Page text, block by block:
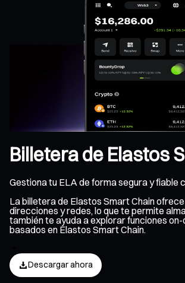
Billetera de Elastos
Gestiona tu ELA de forma segura y fiable
La billetera de Elastos Smart Chain
direcciones y redes, lo que te permite
también te ayuda a explorar funciones
basados en Elastos Smart Chain.
Descargar ahora